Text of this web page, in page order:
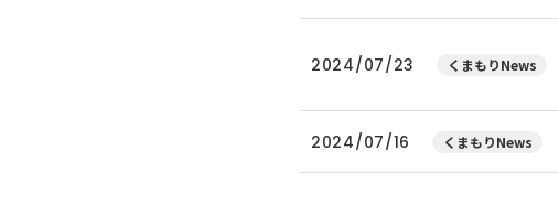
2024/07/23 くまもりNews
2024/07/16 くまもりNews